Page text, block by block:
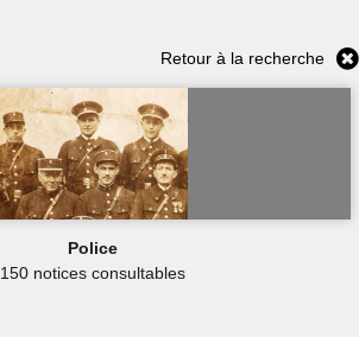
Retour à la recherche
Police
150 notices consultables